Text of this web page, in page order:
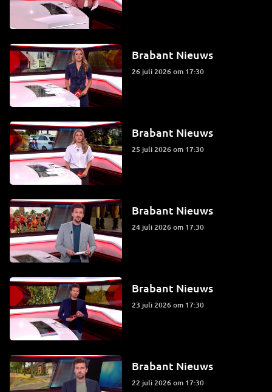
Brabant Nieuws
26 juli 2026 om 17:30
Brabant Nieuws
25 juli 2026 om 17:30
Brabant Nieuws
24 juli 2026 om 17:30
Brabant Nieuws
23 juli 2026 om 17:30
Brabant Nieuws
22 juli 2026 om 17:30